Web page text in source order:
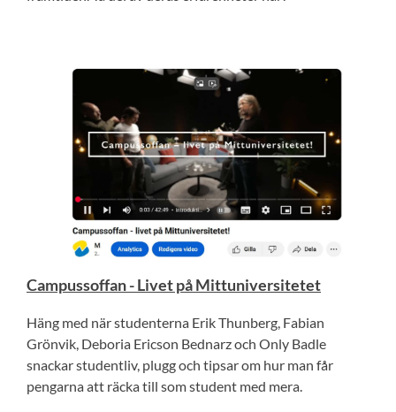
Campussoffan - Livet på Mittuniversitetet
Häng med när studenterna Erik Thunberg, Fabian
Grönvik, Deboria Ericson Bednarz och Only Badle
snackar studentliv, plugg och tipsar om hur man får
pengarna att räcka till som student med mera.